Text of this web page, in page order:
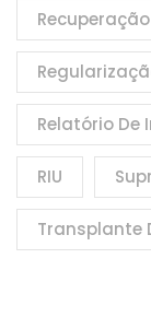
Relatório De
RIU
Transplante